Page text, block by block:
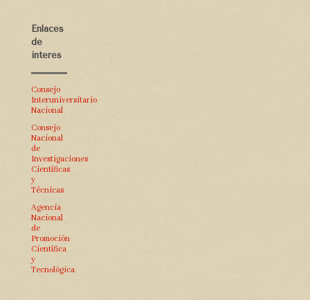
Enlaces
de
interés
Consejo
Interuniversitario
Nacional
Consejo
Nacional
de
Investigaciones
Científicas
y
Técnicas
Agencia
Nacional
de
Promoción
Científica
y
Tecnológica